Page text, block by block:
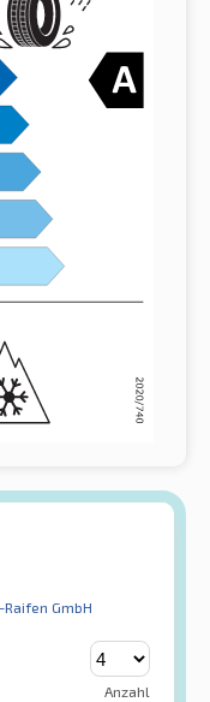
GmbH
Anzahl